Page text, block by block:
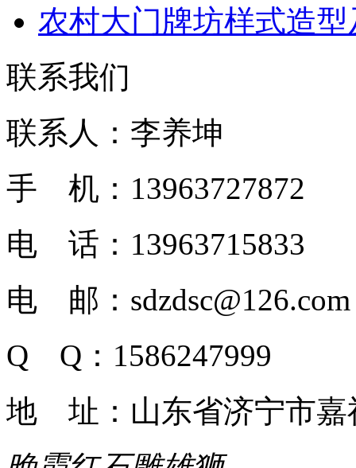
农村大门牌坊样式造
联系我们
联系人：李养坤
手 机：13963727872
电 话：13963715833
电 邮：sdzdsc@126.com
Q Q：1586247999
地 址：山东省济宁市嘉